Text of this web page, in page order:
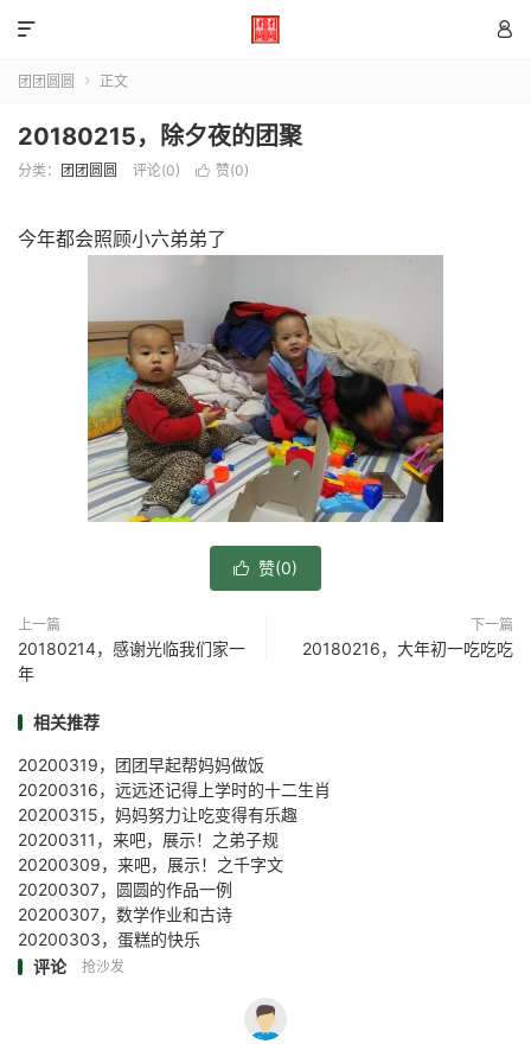


团团圆圆  正文
20180215，除夕夜的团聚
分类： 团团圆圆 评论(0)  赞(0)
今年都会照顾小六弟弟了
 赞(0)
上一篇
20180214，感谢光临我们家一
年
下一篇
20180216，大年初一吃吃吃
相关推荐
20200319，团团早起帮妈妈做饭
20200316，远远还记得上学时的十二生肖
20200315，妈妈努力让吃变得有乐趣
20200311，来吧，展示！之弟子规
20200309，来吧，展示！之千字文
20200307，圆圆的作品一例
20200307，数学作业和古诗
20200303，蛋糕的快乐
评论
抢沙发